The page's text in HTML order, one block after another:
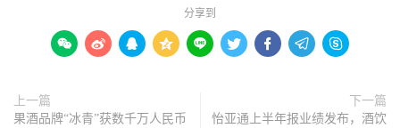
分享到
        
上一篇
果酒品牌“冰青”获数千万人民币
下一篇
怡亚通上半年报业绩发布，酒饮